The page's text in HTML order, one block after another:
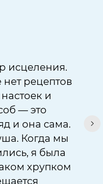
исцеления.
рецептов
и
— это
и она сама.
Когда мы
я была
хрупком